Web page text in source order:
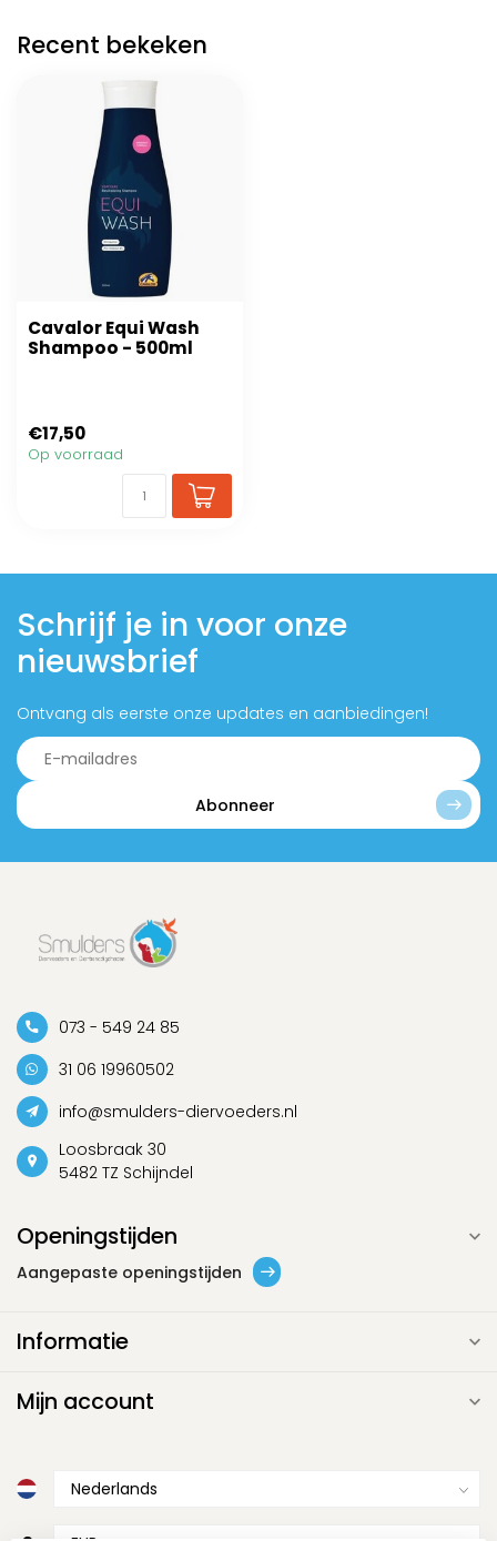
Recent bekeken
Cavalor Equi Wash
Shampoo - 500ml
€17,50
Op voorraad
Schrijf je in voor onze
nieuwsbrief
Ontvang als eerste onze updates en aanbiedingen!
Abonneer
073 - 549 24 85
31 06 19960502
info@smulders-diervoeders.nl
Loosbraak 30
5482 TZ Schijndel
Openingstijden
Aangepaste openingstijden
Informatie
Mijn account